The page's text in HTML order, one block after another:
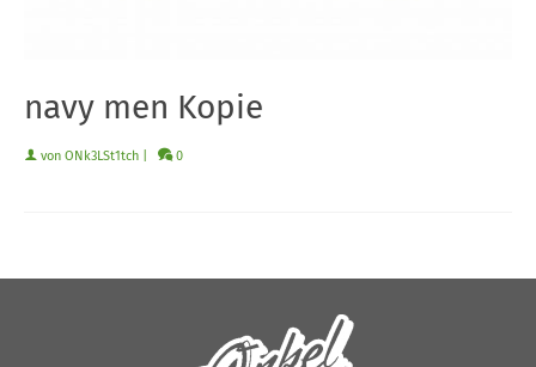
navy men Kopie
von ONk3LSt1tch 0